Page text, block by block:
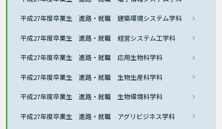
平成27年度卒業生 進路・就職 建築環境システム学科
平成27年度卒業生 進路・就職 経営システム工学科
平成27年度卒業生 進路・就職 応用生物科学科
平成27年度卒業生 進路・就職 生物生産科学科
平成27年度卒業生 進路・就職 生物環境科学科
平成27年度卒業生 進路・就職 アグリビジネス学科